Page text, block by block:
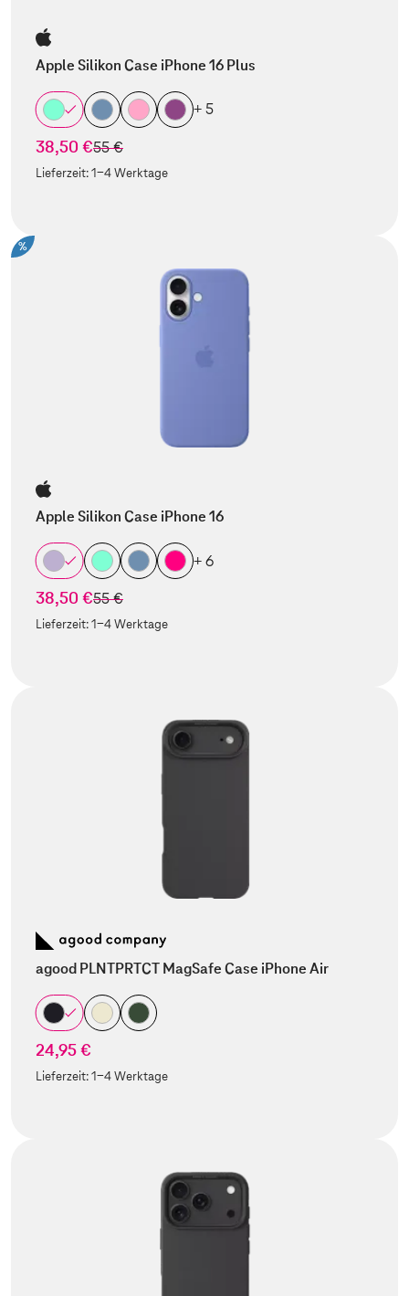
Apple Silikon Case iPhone 16 Plus
+ 5
38,50 €statt
55 €
Lieferzeit:1-4 Werktage
%
Apple Silikon Case iPhone 16
+ 6
38,50 €statt
55 €
Lieferzeit:1-4 Werktage
agood PLNTPRTCT MagSafe Case iPhone Air
24,95 €
Lieferzeit:1-4 Werktage